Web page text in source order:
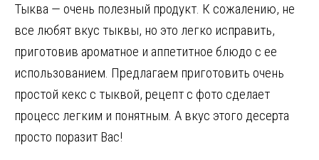
ce
b
o
o
k
n
o
kl
a
ss
ni
it
te
r
e
gr
a
m
er
es
t
п
р
а
в
и
Тыква — очень полезный продукт. К сожалению, не
все любят вкус тыквы, но это легко исправить,
приготовив ароматное и аппетитное блюдо с ее
использованием. Предлагаем приготовить очень
простой кекс с тыквой, рецепт с фото сделает
процесс легким и понятным. А вкус этого десерта
просто поразит Вас!